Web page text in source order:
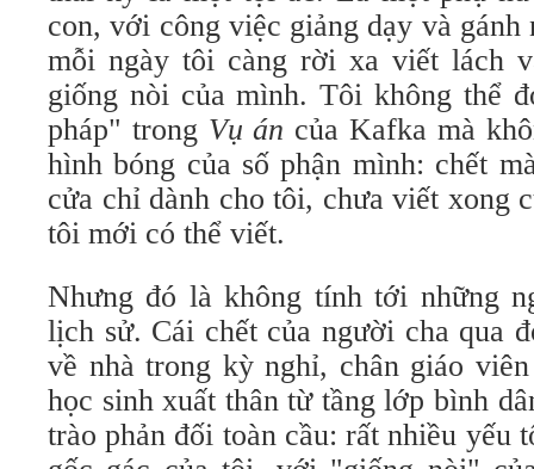
con, với công việc giảng dạy và gánh
mỗi ngày tôi càng rời xa viết lách
giống nòi của mình. Tôi không thể
pháp" trong Vụ án của Kafka mà
hình bóng của số phận mình: chết
cửa chỉ dành cho tôi, chưa viết xong
tôi mới có thể viết.
Nhưng đó là không tính tới những
lịch sử. Cái chết của người cha qua
về nhà trong kỳ nghỉ, chân giáo
học sinh xuất thân từ tầng lớp bình
trào phản đối toàn cầu: rất nhiều yếu